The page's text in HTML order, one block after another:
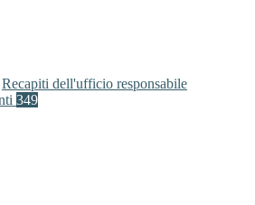
Recapiti dell'ufficio responsabile
349